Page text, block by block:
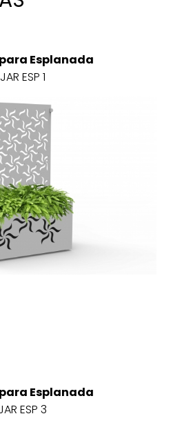
Esplanada
JAR ESP 1
Esplanada
ESP 3